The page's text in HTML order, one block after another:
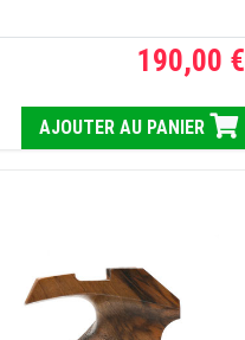
190,00 €
AJOUTER AU PANIER